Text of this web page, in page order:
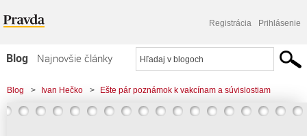
Registrácia Prihlásenie
Blog
Najnovšie články
Najčítanejšie články
Najkomentovanejšie články
Blog > Ivan Hečko > Ešte pár poznámok k vakcínam a súvislostiam